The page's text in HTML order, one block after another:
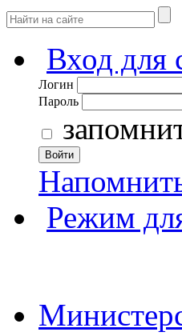
Вход для
Логин
Пароль
Войти
Режим